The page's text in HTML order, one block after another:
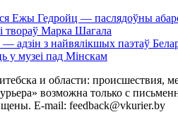
Ежы Гедройц — паслядоўны
твораў Марка Шагала
адзін з найвялікшых паэтаў
у музеі пад Мінскам
и области: происшествия,
возможна только с
E-mail: feedback@vkurier.by